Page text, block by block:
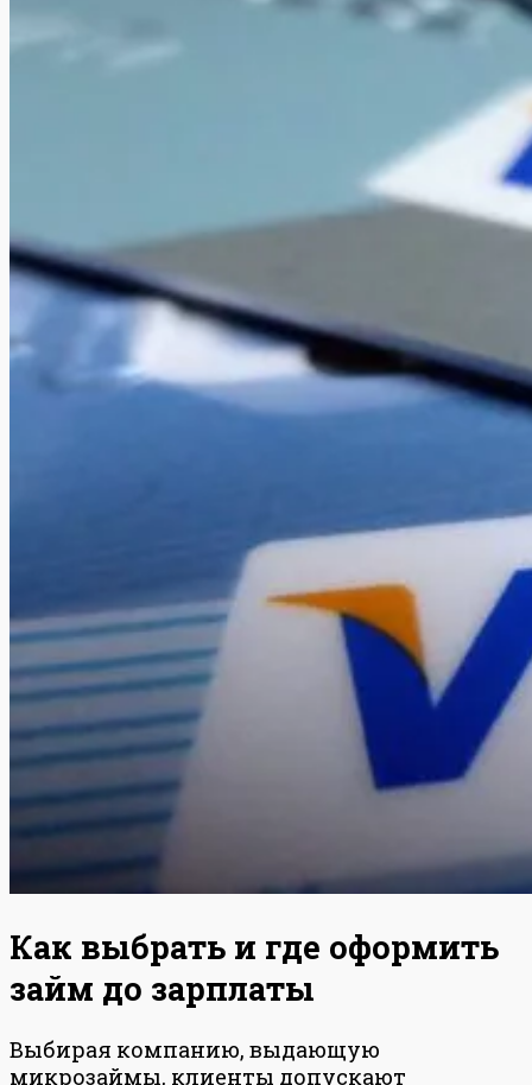
Как выбрать и где оформить
займ до зарплаты
Выбирая компанию, выдающую
микрозаймы, клиенты допускают